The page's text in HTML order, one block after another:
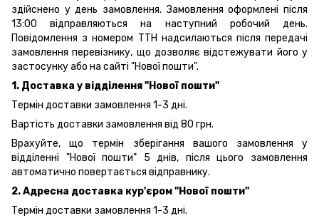
здійснено у день замовлення. Замовлення оформлені після
13:00 відправляються на наступний робочий день.
Повідомлення з номером ТТН надсилаються після передачі
замовлення перевізнику, що дозволяє відстежувати його у
застосунку або на сайті "Нової пошти".
1. Доставка у відділення "Нової пошти"
Термін доставки замовлення 1-3 дні.
Вартість доставки замовлення від 80 грн.
Врахуйте, що термін зберігання вашого замовлення у
відділенні "Нової пошти" 5 днів, після цього замовлення
автоматично повертається відправнику.
2. Адресна доставка кур'єром "Нової пошти"
Термін доставки замовлення 1-3 дні.